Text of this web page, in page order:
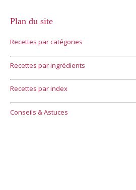
Plan du site
Recettes par catégories
Recettes par ingrédients
Recettes par index
Conseils & Astuces